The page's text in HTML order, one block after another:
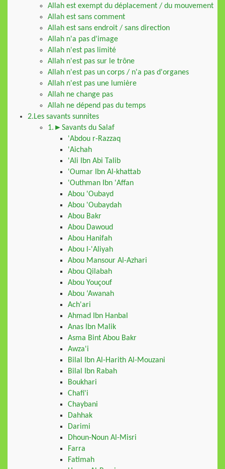
Allah est exempt du déplacement / du mouvement
Allah est sans comment
Allah est sans endroit / sans direction
Allah n'a pas d'image
Allah n'est pas limité
Allah n'est pas sur le trône
Allah n'est pas un corps / n'a pas d'organes
Allah n'est pas une lumière
Allah ne change pas
Allah ne dépend pas du temps
2.Les savants sunnites
1.►Savants du Salaf
'Abdou r-Razzaq
'Aichah
'Ali Ibn Abi Talib
'Oumar Ibn Al-khattab
'Outhman Ibn 'Affan
Abou 'Oubayd
Abou 'Oubaydah
Abou Bakr
Abou Dawoud
Abou Hanifah
Abou l-'Aliyah
Abou Mansour Al-Azhari
Abou Qilabah
Abou Youçouf
Abou ‘Awanah
Ach'ari
Ahmad Ibn Hanbal
Anas Ibn Malik
Asma Bint Abou Bakr
Awza'i
Bilal Ibn Al-Harith Al-Mouzani
Bilal Ibn Rabah
Boukhari
Chafi'i
Chaybani
Dahhak
Darimi
Dhoun-Noun Al-Misri
Farra
Fatimah